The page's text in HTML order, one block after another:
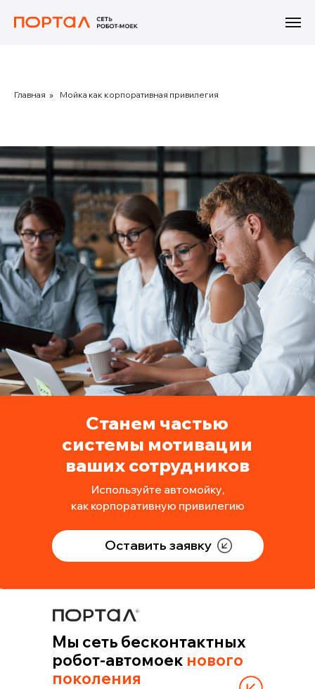
Главная » Мойка как корпоративная привилегия
Станем частью
системы мотивации
ваших сотрудников
Используйте автомойку,
как корпоративную привилегию
Оставить заявку
Мы сеть бесконтактных
робот-автомоек нового
поколения